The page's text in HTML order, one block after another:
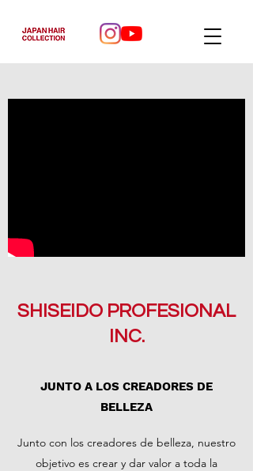
SHISEIDO PROFESIONAL
INC.
JUNTO A LOS CREADORES DE
BELLEZA
Junto con los creadores de belleza, nuestro
objetivo es crear y dar valor a toda la